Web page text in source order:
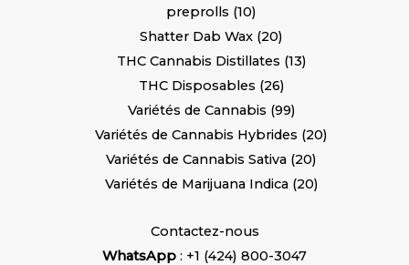
preprolls 10
Shatter Dab Wax 20
THC Cannabis Distillates 13
THC Disposables 26
Variétés de Cannabis 99
Variétés de Cannabis Hybrides 20
Variétés de Cannabis Sativa 20
Variétés de Marijuana Indica 20
Contactez-nous
WhatsApp : +1 (424) 800-3047